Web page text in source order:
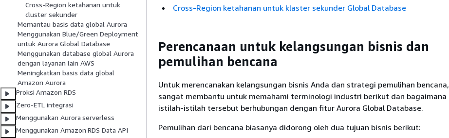
Cross-Region ketahanan untuk
cluster sekunder
Memantau basis data global Aurora
Menggunakan Blue/Green Deployment
untuk Aurora Global Database
Menggunakan database global Aurora
dengan layanan lain AWS
Meningkatkan basis data global
Amazon Aurora
Proksi Amazon RDS
Zero-ETL integrasi
Menggunakan Aurora serverless
Menggunakan Amazon RDS Data API
Cross-Region ketahanan untuk klaster sekunder Global Database
Perencanaan untuk kelangsungan bisnis dan
pemulihan bencana
Untuk merencanakan kelangsungan bisnis Anda dan strategi pemulihan bencana,
sangat membantu untuk memahami terminologi industri berikut dan bagaimana
istilah-istilah tersebut berhubungan dengan fitur Aurora Global Database.
Pemulihan dari bencana biasanya didorong oleh dua tujuan bisnis berikut: